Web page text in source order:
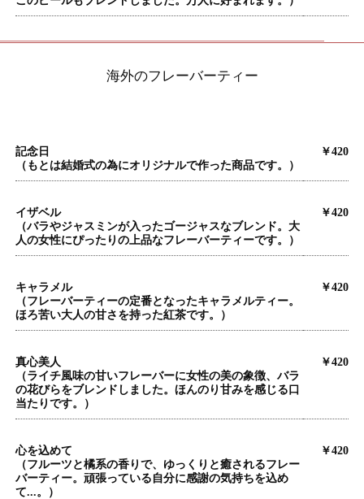
海外のフレーバーティー
記念日
（もとは結婚式の為にオリジナルで作った商品です。）
￥420
イザベル
（バラやジャスミンが入ったゴージャスなブレンド。大
人の女性にぴったりの上品なフレーバーティーです。）
￥420
キャラメル
（フレーバーティーの定番となったキャラメルティー。
ほろ苦い大人の甘さを持った紅茶です。）
￥420
真心美人
（ライチ風味の甘いフレーバーに女性の美の象徴、バラ
の花びらをブレンドしました。ほんのり甘みを感じる口
当たりです。）
￥420
心を込めて
（フルーツと橘系の香りで、ゆっくりと癒されるフレー
バーティー。頑張っている自分に感謝の気持ちを込め
て...。）
￥420